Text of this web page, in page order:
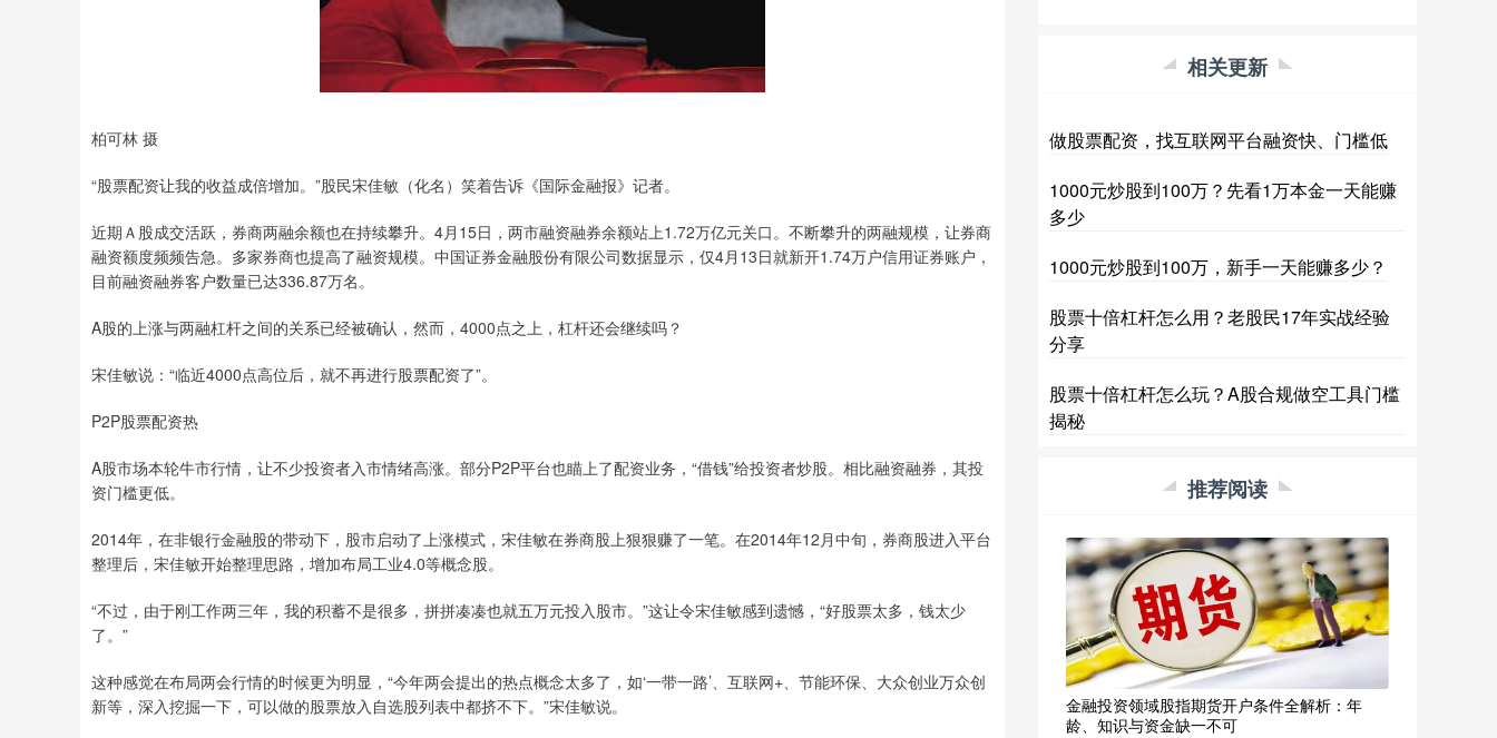
柏可林 摄
“股票配资让我的收益成倍增加。”股民宋佳敏（化名）笑着告诉《国际金融报》记者。
近期Ａ股成交活跃，券商两融余额也在持续攀升。4月15日，两市融资融券余额站上1.72万亿元关口。不断攀升的两融规模，让券商
融资额度频频告急。多家券商也提高了融资规模。中国证券金融股份有限公司数据显示，仅4月13日就新开1.74万户信用证券账户，
目前融资融券客户数量已达336.87万名。
A股的上涨与两融杠杆之间的关系已经被确认，然而，4000点之上，杠杆还会继续吗？
宋佳敏说：“临近4000点高位后，就不再进行股票配资了”。
P2P股票配资热
A股市场本轮牛市行情，让不少投资者入市情绪高涨。部分P2P平台也瞄上了配资业务，“借钱”给投资者炒股。相比融资融券，其投
资门槛更低。
2014年，在非银行金融股的带动下，股市启动了上涨模式，宋佳敏在券商股上狠狠赚了一笔。在2014年12月中旬，券商股进入平台
整理后，宋佳敏开始整理思路，增加布局工业4.0等概念股。
“不过，由于刚工作两三年，我的积蓄不是很多，拼拼凑凑也就五万元投入股市。”这让令宋佳敏感到遗憾，“好股票太多，钱太少
了。”
这种感觉在布局两会行情的时候更为明显，“今年两会提出的热点概念太多了，如‘一带一路’、互联网+、节能环保、大众创业万众创
新等，深入挖掘一下，可以做的股票放入自选股列表中都挤不下。”宋佳敏说。
相关更新
做股票配资，找互联网平台融资快、门槛低
1000元炒股到100万？先看1万本金一天能赚
多少
1000元炒股到100万，新手一天能赚多少？
股票十倍杠杆怎么用？老股民17年实战经验
分享
股票十倍杠杆怎么玩？A股合规做空工具门槛
揭秘
推荐阅读
金融投资领域股指期货开户条件全解析：年
龄、知识与资金缺一不可